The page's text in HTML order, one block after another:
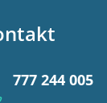
777 244 005